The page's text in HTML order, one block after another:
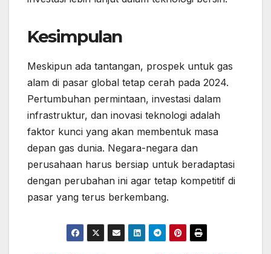
Kesimpulan
Meskipun ada tantangan, prospek untuk gas
alam di pasar global tetap cerah pada 2024.
Pertumbuhan permintaan, investasi dalam
infrastruktur, dan inovasi teknologi adalah
faktor kunci yang akan membentuk masa
depan gas dunia. Negara-negara dan
perusahaan harus bersiap untuk beradaptasi
dengan perubahan ini agar tetap kompetitif di
pasar yang terus berkembang.